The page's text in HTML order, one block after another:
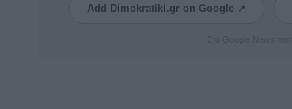
Add Dimokratiki.gr on Google ↗